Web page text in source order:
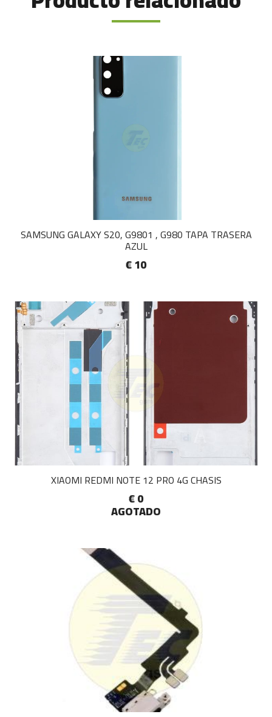
SAMSUNG GALAXY S20, G9801 , G980 TAPA TRASERA
AZUL
€ 10
XIAOMI REDMI NOTE 12 PRO 4G CHASIS
€ 0
AGOTADO